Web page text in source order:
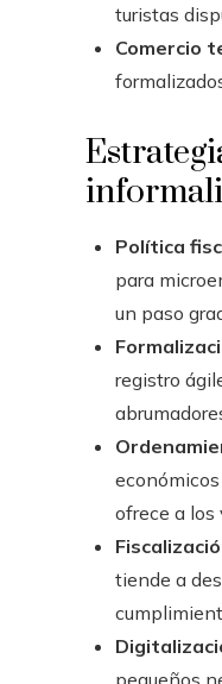
turistas
Comercio
Política
para
un paso
registro
ofrece a los
tiende a
pequeños